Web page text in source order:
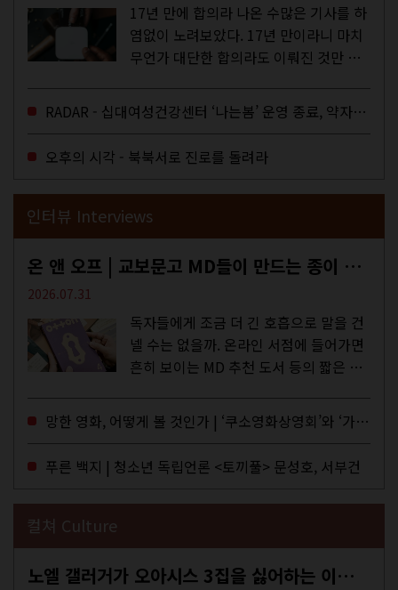
17년 만에 합의라 나온 수많은 기사를 하
염없이 노려보았다. 17년 만이라니 마치
무언가 대단한 합의라도 이뤄진 것만 같
을 결정하는 심의기구인 최저임금위원회
에 대한 소식을 전하는 기사였는데,...
RADAR - 십대여성건강센터 ‘나는봄’ 운영 종료, 약자로부터 멀어지는 도시
오후의 시각 - 북북서로 진로를 돌려라
인터뷰 Interviews
온 앤 오프 | 교보문고 MD들이 만드는 종이 잡지 <어떤>
2026.07.31
독자들에게 조금 더 긴 호흡으로 말을 건
넬 수는 없을까. 온라인 서점에 들어가면
흔히 보이는 MD 추천 도서 등의 짧은 문
MD들의 고민 끝에 세상 밖으로 나온 종
이 잡지 어떤(otton). 지난해 12월...
망한 영화, 어떻게 볼 것인가 | ‘쿠소영화상영회’와 ‘가자미’의 이야기
푸른 백지 | 청소년 독립언론 <토끼풀> 문성호, 서부건
컬쳐 Culture
노엘 갤러거가 오아시스 3집을 싫어하는 이유 | DEFINITELY MAYBE, AGAIN